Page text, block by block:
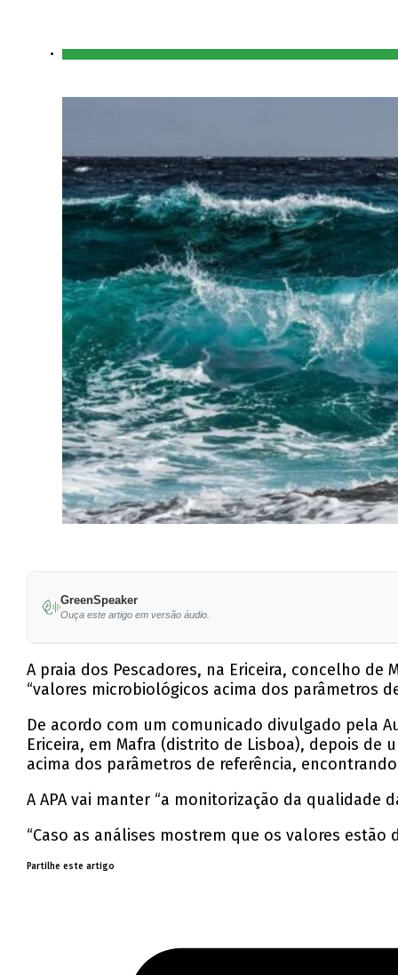
GreenSpeaker
Ouça este artigo em versão áudio.
A praia dos Pescadores, na Ericeira, concelho
“valores microbiológicos acima dos parâmetros
De acordo com um comunicado divulgado pela
Ericeira, em Mafra (distrito de Lisboa), depois de
acima dos parâmetros de referência,
A APA vai manter “a monitorização da qualidade
“Caso as análises mostrem que os valores
Partilhe este artigo